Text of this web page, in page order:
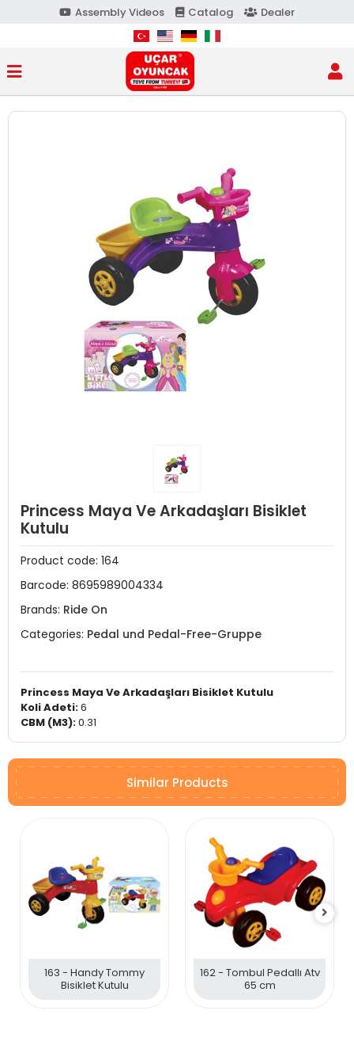
Assembly Videos Catalog Dealer
Princess Maya Ve Arkadaşları Bisiklet
Kutulu
Product code: 164
Barcode: 8695989004334
Brands: Ride On
Categories: Pedal und Pedal-Free-Gruppe
Princess Maya Ve Arkadaşları Bisiklet Kutulu
Koli Adeti:6
CBM (M3):0.31
Similar Products
163 - Handy Tommy
Bisiklet Kutulu
162 - Tombul Pedallı Atv
65 cm